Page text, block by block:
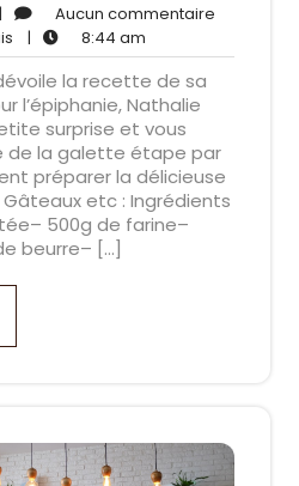
| Aucun commentaire
Nathalie
Dupuis
| 8:44 am
am
la recette de sa
l’épiphanie, Nathalie
surprise et vous
de la galette étape par
préparer la délicieuse
etc : Ingrédients
500g de farine–
beurre– […]